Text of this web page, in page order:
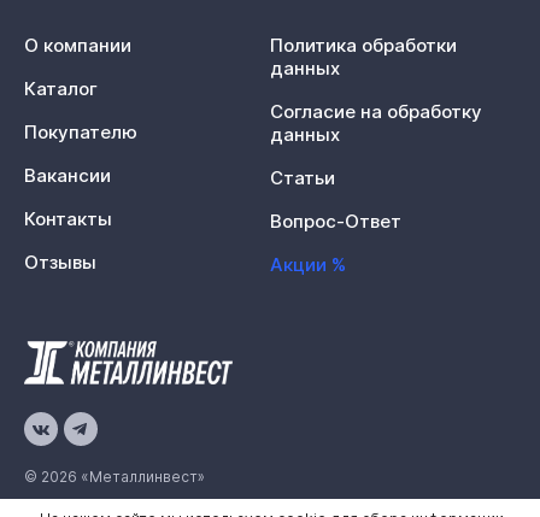
© 2026 «Металлинвест»
О компании
Каталог
Покупателю
Вакансии
Контакты
Отзывы
Политика обработки
данных
Согласие на обработку
данных
Статьи
Вопрос-Ответ
Акции %